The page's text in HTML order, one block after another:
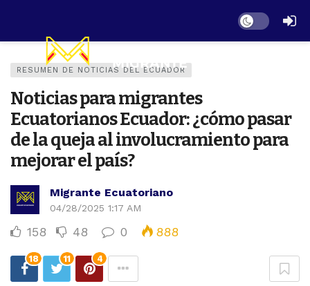
Dark mode
RESUMEN DE NOTICIAS DEL ECUADOR
Noticias para migrantes
Ecuatorianos Ecuador: ¿cómo pasar
de la queja al involucramiento para
mejorar el país?
Migrante Ecuatoriano
04/28/2025 1:17 AM
158 48 0 888
18 11 4